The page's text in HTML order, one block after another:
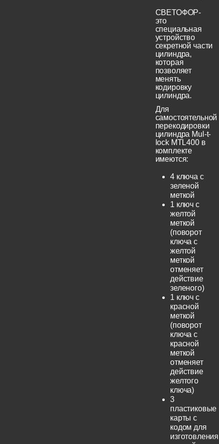
СВЕТОФОР-
это
специальная
устройство
секретной части
цилиндра,
которая
позволяет
менять
кодировку
цилиндра.
Для
самостоятельной
перекодировки
цилиндра Mul-t-
lock MTL400 в
комплекте
имеются:
4 ключа с
зеленой
меткой
1 ключ с
желтой
меткой
(поворот
ключа с
желтой
меткой
отменяет
действие
зеленого)
1 ключ с
красной
меткой
(поворот
ключа с
красной
меткой
отменяет
действие
желтого
ключа)
3
пластиковые
карты с
кодом для
изготовления